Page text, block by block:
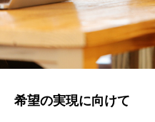
希望の実現に向けて